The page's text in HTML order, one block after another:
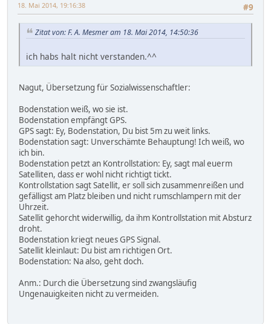
#9
18. Mai 2014, 19:16:38
Zitat von: F. A. Mesmer am 18. Mai 2014, 14:50:36
ich habs halt nicht verstanden.^^
Nagut, Übersetzung für Sozialwissenschaftler:
Bodenstation weiß, wo sie ist.
Bodenstation empfängt GPS.
GPS sagt: Ey, Bodenstation, Du bist 5m zu weit links.
Bodenstation sagt: Unverschämte Behauptung! Ich weiß, wo
ich bin.
Bodenstation petzt an Kontrollstation: Ey, sagt mal euerm
Satelliten, dass er wohl nicht richtigt tickt.
Kontrollstation sagt Satellit, er soll sich zusammenreißen und
gefälligst am Platz bleiben und nicht rumschlampern mit der
Uhrzeit.
Satellit gehorcht widerwillig, da ihm Kontrollstation mit Absturz
droht.
Bodenstation kriegt neues GPS Signal.
Satellit kleinlaut: Du bist am richtigen Ort.
Bodenstation: Na also, geht doch.
Anm.: Durch die Übersetzung sind zwangsläufig
Ungenauigkeiten nicht zu vermeiden.